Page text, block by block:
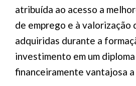
atribuída ao acesso a
de emprego e à valorização
adquiridas durante a
investimento em um
financeiramente vantajosa